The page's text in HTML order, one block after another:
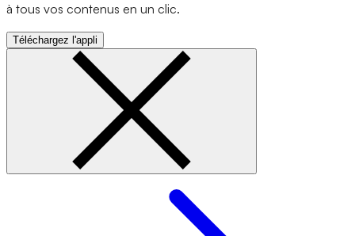
à tous vos contenus en un clic.
Téléchargez l'appli